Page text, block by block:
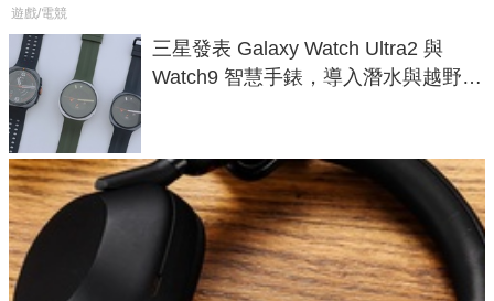
遊戲/電競
三星發表 Galaxy Watch Ultra2 與
Watch9 智慧手錶，導入潛水與越野跑